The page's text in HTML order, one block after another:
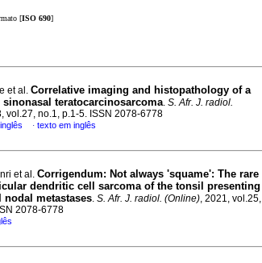
[ISO 690]
et al. Correlative imaging and histopathology of a
teratocarcinosarcoma. S. Afr. J. radiol.
vol.27, no.1, p.1-5. ISSN 2078-6778
· texto em inglês
et al. Corrigendum: Not always 'squame': The rare
dendritic cell sarcoma of the tonsil presenting
nodal metastases. S. Afr. J. radiol. (Online), 2021, vol.25,
2078-6778